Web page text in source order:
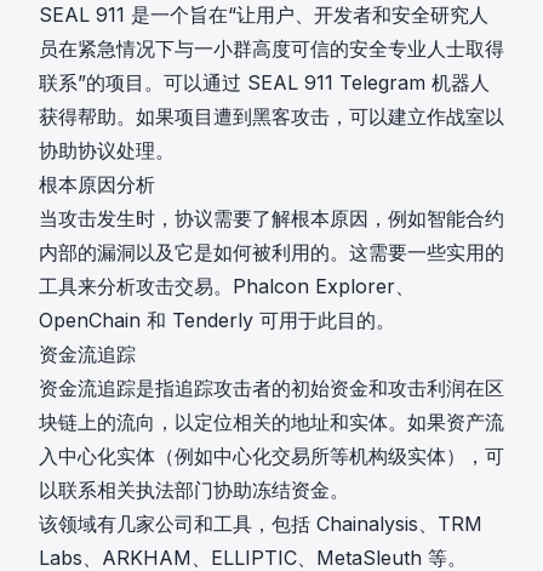
SEAL 911 是一个旨在“让用户、开发者和安全研究人
员在紧急情况下与一小群高度可信的安全专业人士取得
联系”的项目。可以通过 SEAL 911 Telegram 机器人
获得帮助。如果项目遭到黑客攻击，可以建立作战室以
协助协议处理。
根本原因分析
当攻击发生时，协议需要了解根本原因，例如智能合约
内部的漏洞以及它是如何被利用的。这需要一些实用的
工具来分析攻击交易。 Phalcon Explorer
OpenChain 和 Tenderly 可用于此目的。
资金流追踪
资金流追踪是指追踪攻击者的初始资金和攻击利润在区
块链上的流向，以定位相关的地址和实体。如果资产流
入中心化实体（例如中心化交易所等机构级实体），可
以联系相关执法部门协助冻结资金。
该领域有几家公司和工具，包括 Chainalysis
TRM
Labs 、ARKHAM、 ELLIPTIC 、MetaSleuth 等。